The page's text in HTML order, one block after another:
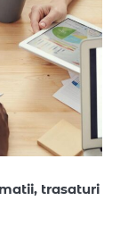
trasaturi